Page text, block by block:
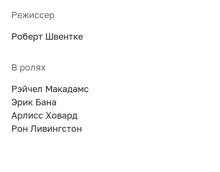
Режиссер
Роберт Швентке
В ролях
Рэйчел Макадамс
Эрик Бана
Арлисс Ховард
Рон Ливингстон